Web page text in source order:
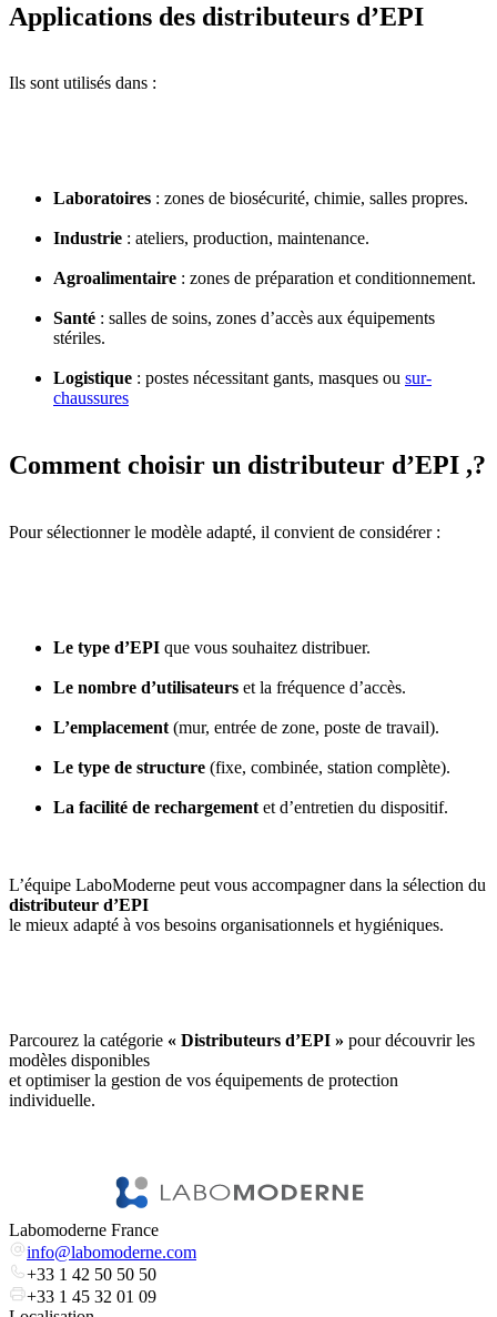
Applications des distributeurs d’EPI
Ils sont utilisés dans :
Laboratoires : zones de biosécurité, chimie, salles propres.
Industrie : ateliers, production, maintenance.
Agroalimentaire : zones de préparation et conditionnement.
Santé : salles de soins, zones d’accès aux équipements
stériles.
Logistique : postes nécessitant gants, masques ou sur-
chaussures
Comment choisir un distributeur d’EPI ,?
Pour sélectionner le modèle adapté, il convient de considérer :
Le type d’EPI que vous souhaitez distribuer.
Le nombre d’utilisateurs et la fréquence d’accès.
L’emplacement (mur, entrée de zone, poste de travail).
Le type de structure (fixe, combinée, station complète).
La facilité de rechargement et d’entretien du dispositif.
L’équipe LaboModerne peut vous accompagner dans la sélection du
distributeur d’EPI
le mieux adapté à vos besoins organisationnels et hygiéniques.
Parcourez la catégorie « Distributeurs d’EPI » pour découvrir les
modèles disponibles
et optimiser la gestion de vos équipements de protection
individuelle.
Labomoderne France
info@labomoderne.com
+33 1 42 50 50 50
+33 1 45 32 01 09